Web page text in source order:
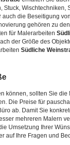
Stuck,
die Beseitigung
gehören zu
für Malerarbeiten
der Größe des
Südliche
können, sollten Sie die
Die Preise für
ab. Damit Sie
mehreren Malern
Umsetzung Ihrer
auf Ihre Fragen und